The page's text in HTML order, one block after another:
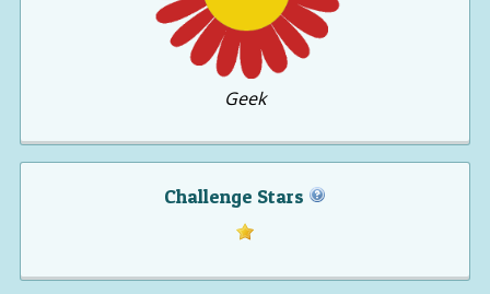
Geek
Challenge Stars